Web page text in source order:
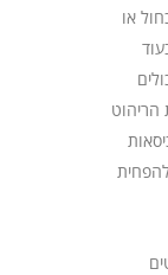
או
הריהוט